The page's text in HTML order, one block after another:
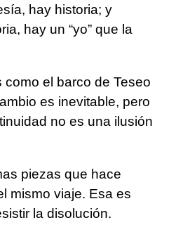
hay historia; y
hay un “yo” que la
el barco de Teseo
es inevitable, pero
no es una ilusión
piezas que hace
mismo viaje. Esa es
la disolución.